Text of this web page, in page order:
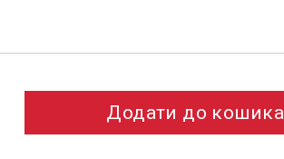
Додати до кошика